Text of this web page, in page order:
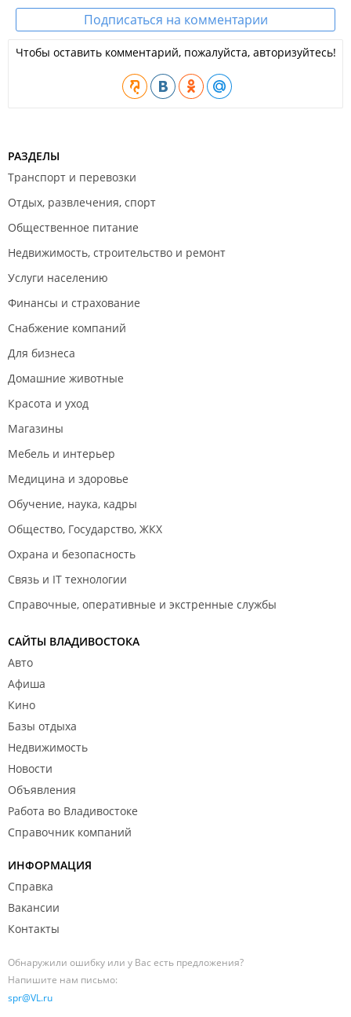
Подписаться на комментарии
Чтобы оставить комментарий, пожалуйста, авторизуйтесь!
РАЗДЕЛЫ
Транспорт и перевозки
Отдых, развлечения, спорт
Общественное питание
Недвижимость, строительство и ремонт
Услуги населению
Финансы и страхование
Снабжение компаний
Для бизнеса
Домашние животные
Красота и уход
Магазины
Мебель и интерьер
Медицина и здоровье
Обучение, наука, кадры
Общество, Государство, ЖКХ
Охрана и безопасность
Связь и IT технологии
Справочные, оперативные и экстренные службы
САЙТЫ ВЛАДИВОСТОКА
Авто
Афиша
Кино
Базы отдыха
Недвижимость
Новости
Объявления
Работа во Владивостоке
Справочник компаний
ИНФОРМАЦИЯ
Справка
Вакансии
Контакты
Обнаружили ошибку или у Вас есть предложения?
Напишите нам письмо:
spr@VL.ru